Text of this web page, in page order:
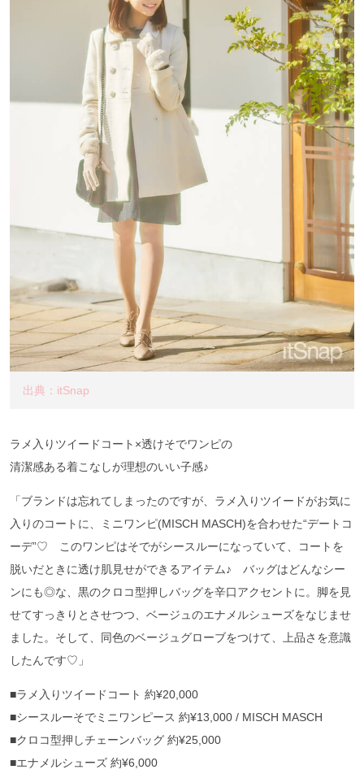
出典：itSnap
ラメ入りツイードコート×透けそでワンピの
清潔感ある着こなしが理想のいい子感♪
「ブランドは忘れてしまったのですが、ラメ入りツイードがお気に
入りのコートに、ミニワンピ(MISCH MASCH)を合わせた“デートコ
ーデ”♡ このワンピはそでがシースルーになっていて、コートを
脱いだときに透け肌見せができるアイテム♪ バッグはどんなシー
ンにも◎な、黒のクロコ型押しバッグを辛口アクセントに。脚を見
せてすっきりとさせつつ、ベージュのエナメルシューズをなじませ
ました。そして、同色のベージュグローブをつけて、上品さを意識
したんです♡」
■ラメ入りツイードコート 約¥20,000
■シースルーそでミニワンピース 約¥13,000 / MISCH MASCH
■クロコ型押しチェーンバッグ 約¥25,000
■エナメルシューズ 約¥6,000